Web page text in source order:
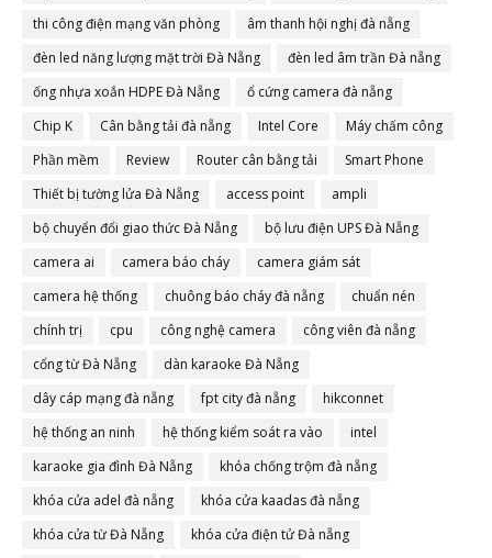
thi công điện mạng văn phòng
âm thanh hội nghị đà nẵng
đèn led năng lượng mặt trời Đà Nẵng
đèn led âm trần Đà nẵng
ống nhựa xoắn HDPE Đà Nẵng
ổ cứng camera đà nẵng
Chip K
Cân bằng tải đà nẵng Intel Core
Máy chấm công
Phần mềm
Review Router cân bằng tải
Smart Phone
Thiết bị tường lửa Đà Nẵng
access point
ampli
bộ chuyển đổi giao thức Đà Nẵng
bộ lưu điện UPS Đà Nẵng
camera ai
camera báo cháy
camera giám sát
camera hệ thống
chuông báo cháy đà nẵng
chuẩn nén
chính trị
cpu công nghệ camera
công viên đà nẵng
cổng từ Đà Nẵng
dàn karaoke Đà Nẵng
dây cáp mạng đà nẵng
fpt city đà nẵng
hikconnet
hệ thống an ninh
hệ thống kiểm soát ra vào
intel
karaoke gia đình Đà Nẵng
khóa chống trộm đà nẵng
khóa cửa adel đà nẵng
khóa cửa kaadas đà nẵng
khóa cửa từ Đà Nẵng
khóa cửa điện tử Đà nẵng